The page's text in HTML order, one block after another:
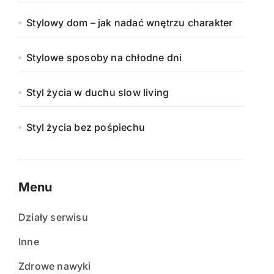
Stylowy dom – jak nadać wnętrzu charakter
Stylowe sposoby na chłodne dni
Styl życia w duchu slow living
Styl życia bez pośpiechu
Menu
Działy serwisu
Inne
Zdrowe nawyki